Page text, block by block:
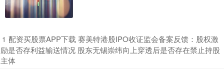
1 ​配资买股票APP下载 赛美特港股IPO收证监会备案反馈：股权激
励是否存利益输送情况 股东无锡崇纬向上穿透后是否存在禁止持股
主体